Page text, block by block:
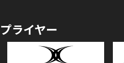
ライヤー